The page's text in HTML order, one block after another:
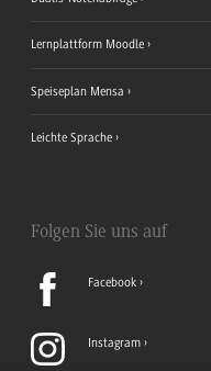
Lernplattform Moodle
Speiseplan Mensa
Leichte Sprache
Folgen Sie uns auf
Facebook
Instagram